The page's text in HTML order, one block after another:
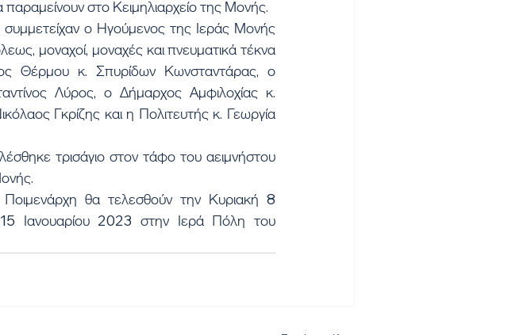
στο Κειμηλιαρχείο της Μονής.
μοναχοί, μοναχές και πνευματικά τέκνα
Θέρμου κ. Σπυρίδων Κωνσταντάρας, ο
Λύρος, ο Δήμαρχος Αμφιλοχίας κ.
Γκρίζης και η Πολιτευτής κ. Γεωργία
Ιανουαρίου 2023 στην Ιερά Πόλη του